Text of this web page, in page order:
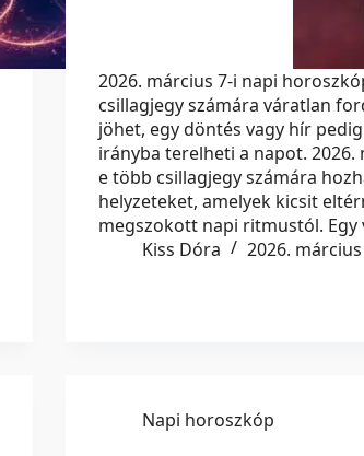
2026. március 7-i napi
csillagjegy számára váratlan
jöhet, egy döntés vagy hír
irányba terelheti a napot. 2026.
e több csillagjegy számára
helyzeteket, amelyek kicsit
megszokott napi ritmustól.
Kiss Dóra
2026. március
Napi horoszkóp